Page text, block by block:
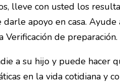
lleve con usted los
apoyo en casa.
de preparación.
a su hijo y puede hacer
en la vida cotidiana y